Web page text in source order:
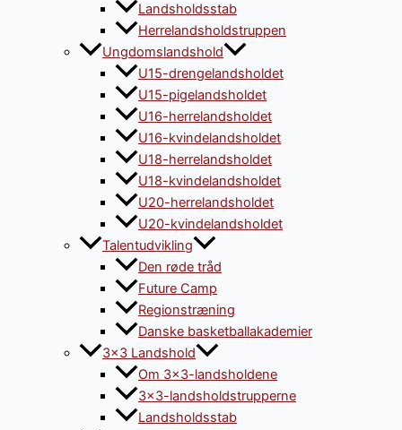
Landsholdsstab
Herrelandsholdstruppen
Ungdomslandshold
U15-drengelandsholdet
U15-pigelandsholdet
U16-herrelandsholdet
U16-kvindelandsholdet
U18-herrelandsholdet
U18-kvindelandsholdet
U20-herrelandsholdet
U20-kvindelandsholdet
Talentudvikling
Den røde tråd
Future Camp
Regionstræning
Danske basketballakademier
3×3 Landshold
Om 3×3-landsholdene
3×3-landsholdstrupperne
Landsholdsstab